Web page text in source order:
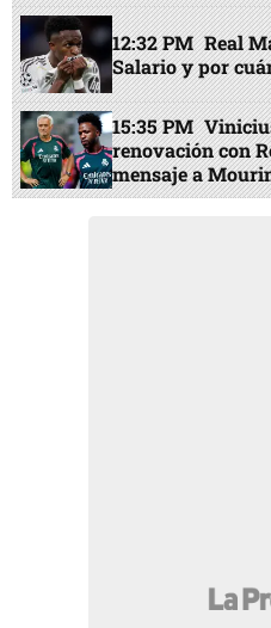
12:32 PM Real
Salario y por
15:35 PM
renovación con
mensaje a